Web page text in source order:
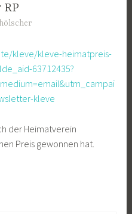
kleve/kleve-heimatpreis-
63712435?
kleve
der Heimatverein
Preis gewonnen hat.